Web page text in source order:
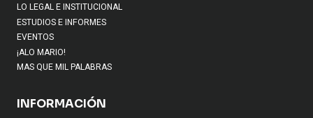
LO LEGAL E INSTITUCIONAL
ESTUDIOS E INFORMES
EVENTOS
¡ALO MARIO!
MAS QUE MIL PALABRAS
INFORMACIÓN